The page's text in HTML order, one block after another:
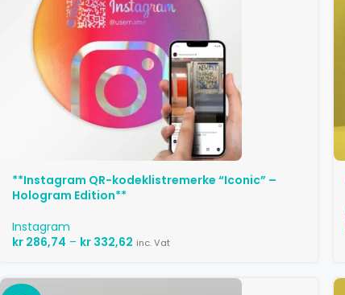
**Instagram QR-kodeklistremerke “Iconic” –
Hologram Edition**
Instagram
kr 286,74 – kr 332,62 inc. Vat